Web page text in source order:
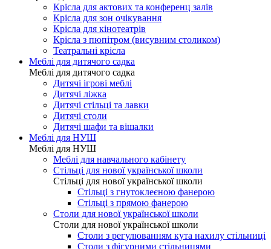
Крісла для актових та конференц залів
Крісла для зон очікування
Крісла для кінотеатрів
Крісла з пюпітром (висувним столиком)
Театральні крісла
Меблі для дитячого садка
Меблі для дитячого садка
Дитячі ігрові меблі
Дитячі ліжка
Дитячі стільці та лавки
Дитячі столи
Дитячі шафи та вішалки
Меблі для НУШ
Меблі для НУШ
Меблі для навчального кабінету
Стільці для нової української школи
Стільці для нової української школи
Стільці з гнутоклеєною фанерою
Стільці з прямою фанерою
Столи для нової української школи
Столи для нової української школи
Столи з регулюванням кута нахилу стільниці
Столи з фігурними стільницями